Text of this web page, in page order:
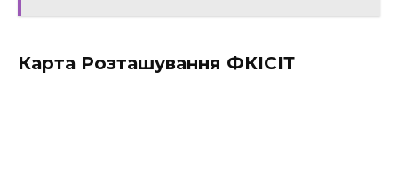
Карта Розташування ФКІСІТ